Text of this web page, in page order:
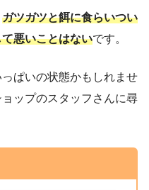
ガツガツと餌に食らいつい
悪いことはないです。
ぱいの状態かもしれませ
ップのスタッフさんに尋